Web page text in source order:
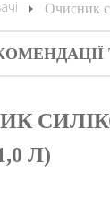
Очисник
Л)